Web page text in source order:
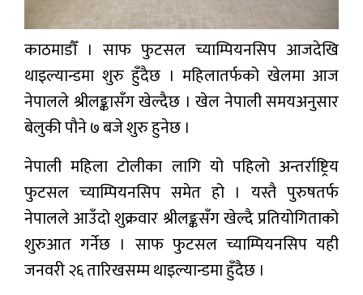
जापान
English
काठमाडौँ । साफ फुटसल च्याम्पियनसिप आजदेखि
थाइल्यान्डमा शुरु हुँदैछ । महिलातर्फको खेलमा आज
नेपालले श्रीलङ्कासँग खेल्दैछ । खेल नेपाली समयअनुसार
बेलुकी पौने ७ बजे शुरु हुनेछ ।
नेपाली महिला टोलीका लागि यो पहिलो अन्तर्राष्ट्रिय
फुटसल च्याम्पियनसिप समेत हो । यस्तै पुरुषतर्फ
नेपालले आउँदो शुक्रवार श्रीलङ्कसँग खेल्दै प्रतियोगिताको
शुरुआत गर्नेछ । साफ फुटसल च्याम्पियनसिप यही
जनवरी २६ तारिखसम्म थाइल्यान्डमा हुँदैछ ।